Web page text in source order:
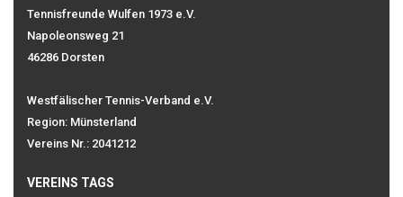
Tennisfreunde Wulfen 1973 e.V.
Napoleonsweg 21
46286 Dorsten
Westfälischer Tennis-Verband e.V.
Region: Münsterland
Vereins Nr.: 2041212
VEREINS TAGS